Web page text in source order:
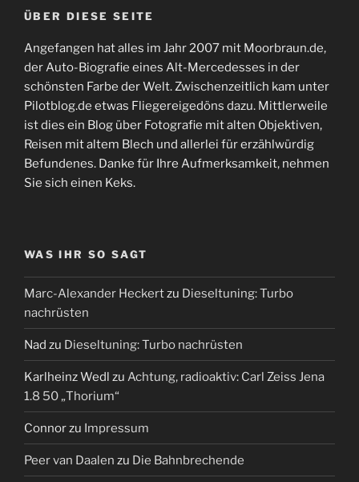
ÜBER DIESE SEITE
Angefangen hat alles im Jahr 2007 mit Moorbraun.de,
der Auto-Biografie eines Alt-Mercedesses in der
schönsten Farbe der Welt. Zwischenzeitlich kam unter
Pilotblog.de etwas Fliegereigedöns dazu. Mittlerweile
ist dies ein Blog über Fotografie mit alten Objektiven,
Reisen mit altem Blech und allerlei für erzählwürdig
Befundenes. Danke für Ihre Aufmerksamkeit, nehmen
Sie sich einen Keks.
WAS IHR SO SAGT
Marc-Alexander Heckertzu Dieseltuning: Turbo
nachrüsten
Nad zu Dieseltuning: Turbo nachrüsten
Karlheinz Wedl zu Achtung, radioaktiv: Carl Zeiss Jena
1.8 50 „Thorium“
Connorzu Impressum
Peer van Daalen zu Die Bahnbrechende